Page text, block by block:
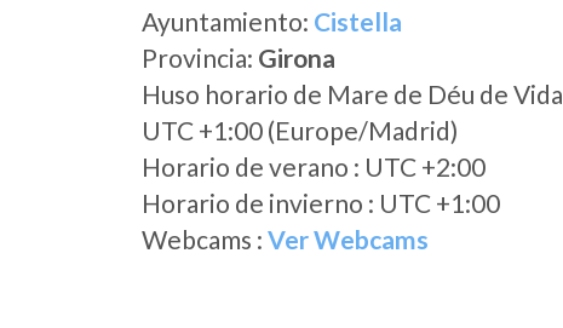
Ayuntamiento: Cistella
Provincia: Girona
Huso horario de Mare de Déu de Vida
UTC +1:00 (Europe/Madrid)
Horario de verano : UTC +2:00
Horario de invierno : UTC +1:00
Webcams : Ver Webcams